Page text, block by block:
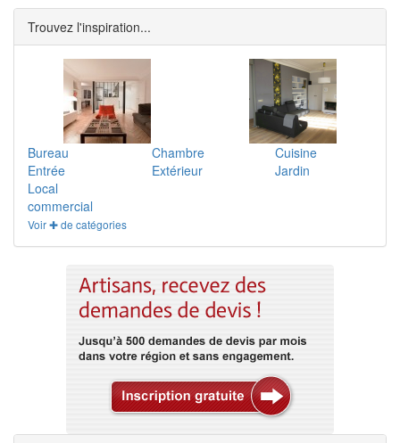
Trouvez l'inspiration...
Bureau Chambre
Cuisine
Entrée
Extérieur
Jardin
Local
commercial
Voir ✚ de catégories